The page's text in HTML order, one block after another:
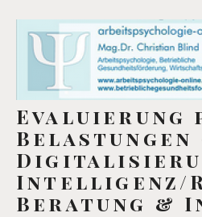
content
Evaluierung
Belastungen
Intelligenz/
Beratung &